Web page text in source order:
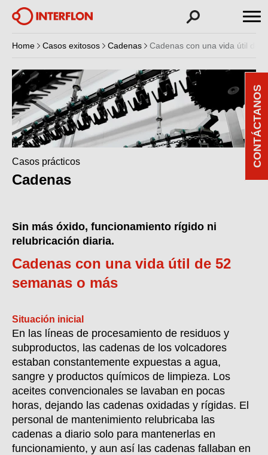
Home Casos exitosos Cadenas Cadenas con una vida útil de
Casos prácticos
Cadenas
Sin más óxido, funcionamiento rígido ni
relubricación diaria.
Cadenas con una vida útil de 52
semanas o más
Situación inicial
En las líneas de procesamiento de residuos y
subproductos, las cadenas de los volcadores
estaban constantemente expuestas a agua,
sangre y productos químicos de limpieza. Los
aceites convencionales se lavaban en pocas
horas, dejando las cadenas oxidadas y rígidas. El
personal de mantenimiento relubricaba las
cadenas a diario solo para mantenerlas en
funcionamiento, y aun así las cadenas fallaban en
CONTÁCTANOS